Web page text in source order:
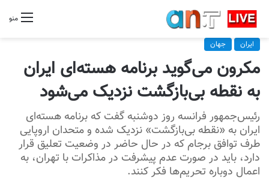
منو
ایران جهان
مکرون می‌گوید برنامه هسته‌ای ایران
به نقطه بی‌بازگشت نزدیک می‌شود
رئیس‌جمهور فرانسه روز دوشنبه گفت که برنامه هسته‌ای
ایران به «نقطه بی‌بازگشت» نزدیک شده و متحدان اروپایی
طرف توافق برجام که در حال حاضر در وضعیت تعلیق قرار
دارد، باید در صورت عدم پیشرفت در مذاکرات با تهران، به
اعمال دوباره تحریم‌ها فکر کنند.